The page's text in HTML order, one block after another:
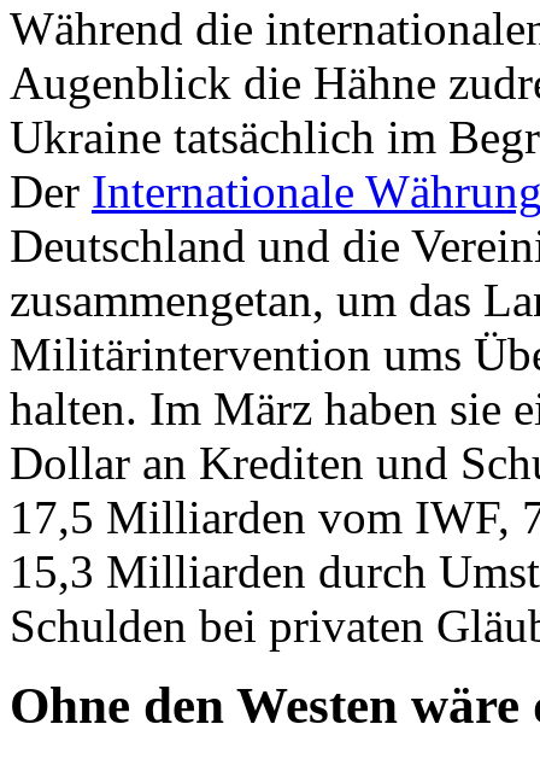
Während die
Augenblick die Hähne
Ukraine tatsächlich im
Der Internationale
Deutschland und die
zusammengetan, um das
Militärintervention ums
halten. Im März haben sie
Dollar an Krediten und
17,5 Milliarden vom IWF,
15,3 Milliarden durch
Schulden bei privaten
Ohne den Westen